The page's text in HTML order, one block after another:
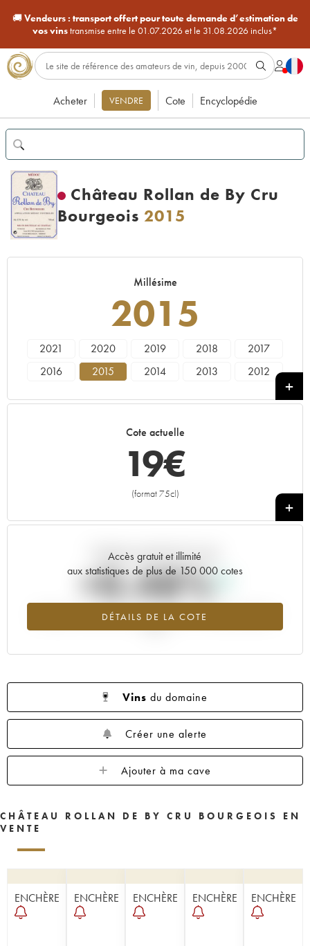
🚚Vendeurs : transport offert pour toute demande d’estimation de
vos vinstransmise entre le 01.07.2026 et le 31.08.2026 inclus*
Acheter VENDRE Cote Encyclopédie
Château Rollan de By Cru
Bourgeois 2015
Millésime
2015
2021 2020 2019 2018
2017
2016
2015 2014 2013
2012
1999
1991
Cote actuelle
19€
(format 75cl)
+
Accès gratuit et illimité
aux statistiques de plus de 150 000 cotes
DÉTAILS DE LA COTE
Tendance actuelle de la cote
+0.48%
Tendance à la hausse du millésime 2015 en 2026 par rapport à
Vins du domaine
Créer une alerte
Ajouter à ma cave
CHÂTEAU ROLLAN DE BY CRU BOURGEOIS EN
VENTE
ENCHÈRE ENCHÈRE ENCHÈRE ENCHÈRE ENCHÈRE